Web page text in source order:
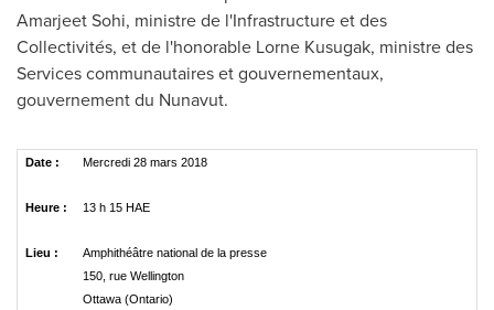
Amarjeet Sohi, ministre de l'Infrastructure et des
Collectivités, et de l'honorable Lorne Kusugak, ministre des
Services communautaires et gouvernementaux,
gouvernement du Nunavut.
Date : Mercredi 28 mars 2018
Heure : 13 h 15 HAE
Lieu :
Amphithéâtre national de la presse
150, rue Wellington
Ottawa (Ontario)